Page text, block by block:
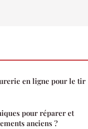
en ligne pour le tir
pour réparer et
anciens ?